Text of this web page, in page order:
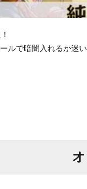
ルで暗闇入れるか迷